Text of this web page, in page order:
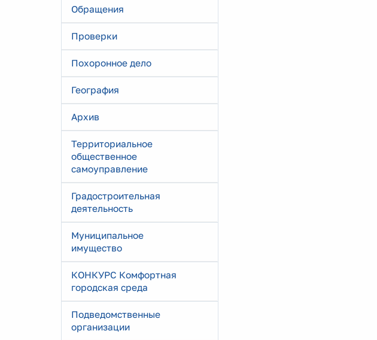
Обращения
Проверки
Похоронное дело
География
Архив
Территориальное
общественное
самоуправление
Градостроительная
деятельность
Муниципальное
имущество
КОНКУРС Комфортная
городская среда
Подведомственные
организации